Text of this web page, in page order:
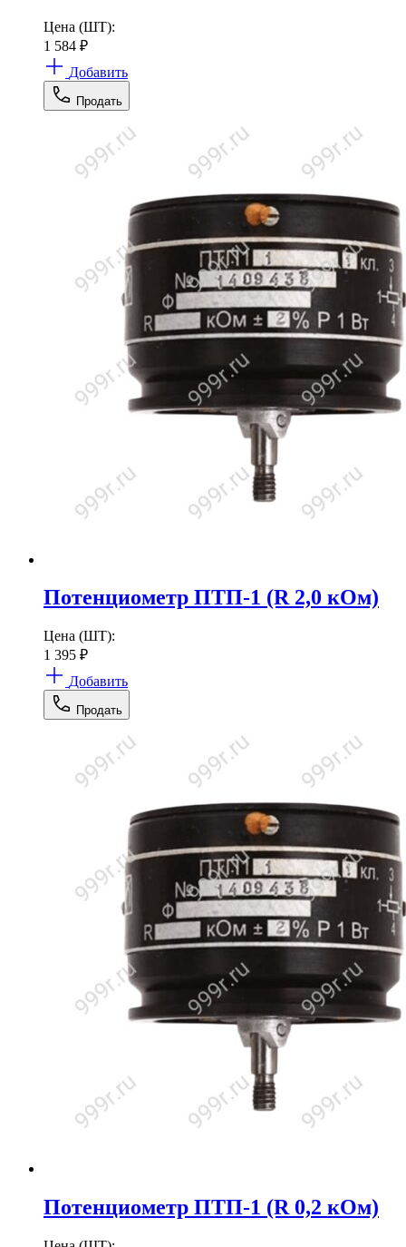
Цена (ШТ):
1 584 ₽
Добавить
Продать
Потенциометр ПТП-1 (R 2,0 кОм)
Цена (ШТ):
1 395 ₽
Добавить
Продать
Потенциометр ПТП-1 (R 0,2 кОм)